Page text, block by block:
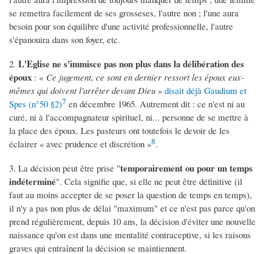
se remettra facilement de ses grosseses, l'autre non ; l'une aura
besoin pour son équilibre d'une activité professionnelle, l'autre
s'épanouira dans son foyer, etc.
2. L'Eglise ne s'immisce pas non plus dans la délibération des
époux : « Ce jugement, ce sont en dernier ressort les époux eux-
mêmes qui doivent l'arrêter devant Dieu » disait déjà Gaudium et
Spes (n°50 §2)7 en décembre 1965. Autrement dit : ce n'est ni au
curé, ni à l'accompagnateur spirituel, ni... personne de se mettre à
la place des époux. Les pasteurs ont toutefois le devoir de les
éclairer « avec prudence et discrétion »8.
3. La décision peut être prise "temporairement ou pour un temps
indéterminé". Cela signifie que, si elle ne peut être définitive (il
faut au moins accepter de se poser la question de temps en temps),
il n'y a pas non plus de délai "maximum" et ce n'est pas parce qu'on
prend régulièrement, depuis 10 ans, la décision d'éviter une nouvelle
naissance qu'on est dans une mentalité contraceptive, si les raisons
graves qui entraînent la décision se maintiennent.